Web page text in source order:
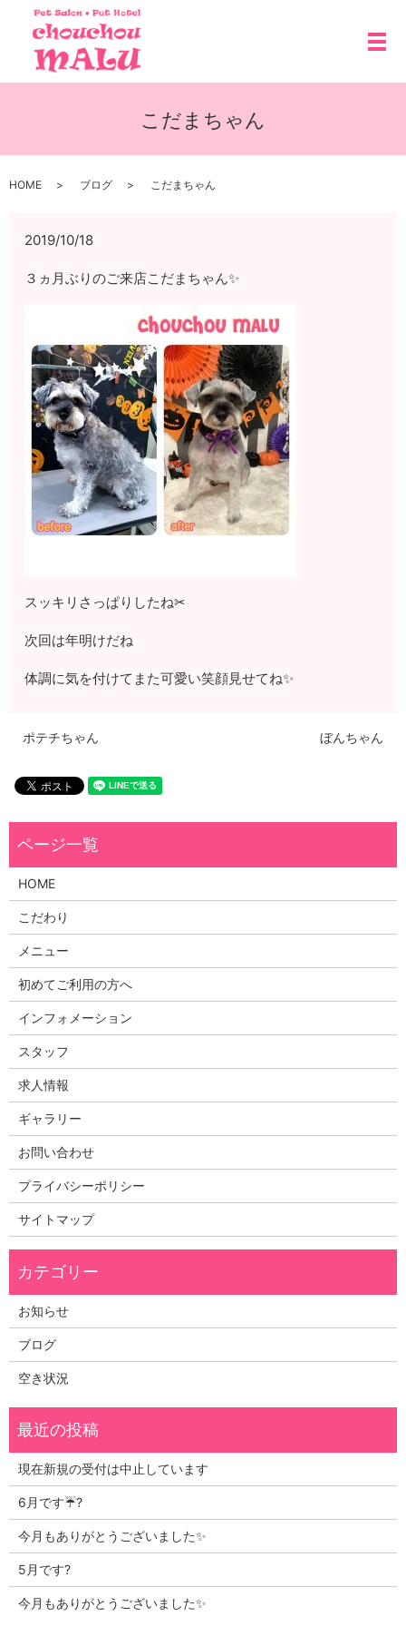
メ
こだまちゃん
HOME ブログ こだまちゃん
2019/10/18
３ヵ月ぶりのご来店こだまちゃん✨
スッキリさっぱりしたね✂
次回は年明けだね
体調に気を付けてまた可愛い笑顔見せてね✨
ポテチちゃん ぼんちゃん
HOME
こだわり
メニュー
初めてご利用の方へ
インフォメーション
スタッフ
求人情報
ギャラリー
お問い合わせ
プライバシーポリシー
サイトマップ
お知らせ
ブログ
空き状況
現在新規の受付は中止しています
6月です☔?
今月もありがとうございました✨
5月です?
今月もありがとうございました✨